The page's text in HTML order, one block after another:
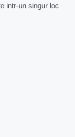
intr-un singur loc